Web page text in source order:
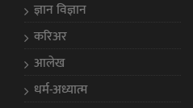
ज्ञान विज्ञान
करिअर
आलेख
धर्म-अध्यात्म